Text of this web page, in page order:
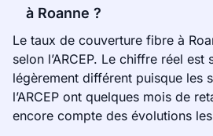
à Roanne ?
Le taux de couverture fibre à
selon l’ARCEP. Le chiffre réel est
légèrement différent puisque les
l’ARCEP ont quelques mois de
encore compte des évolutions